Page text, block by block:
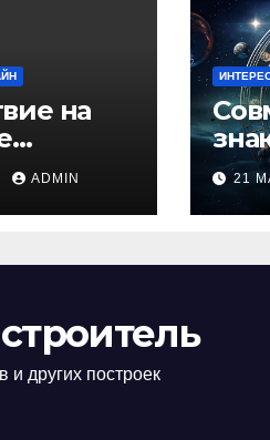
на
с
ADMIN 21
и других построек